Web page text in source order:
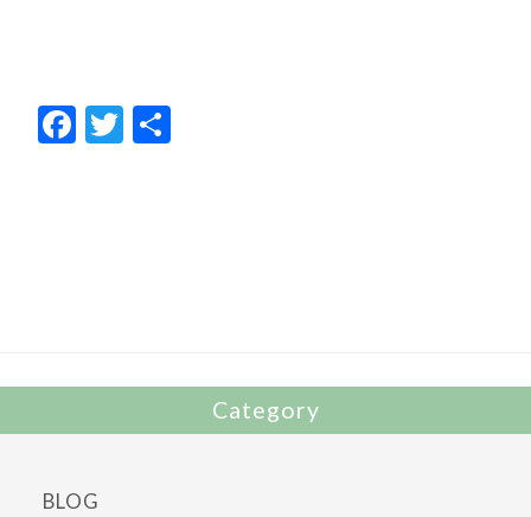
F
ac
T
w
Category
BLOG